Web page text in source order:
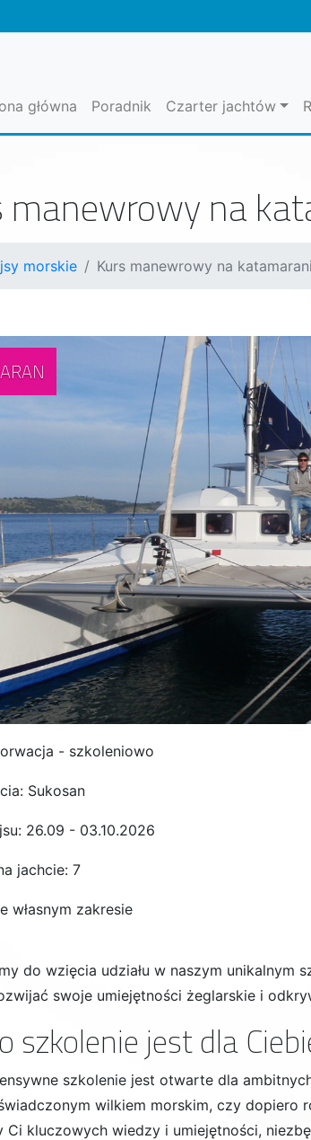
główna Poradnik Czarter jachtów
manewrowy na
morskie Kurs manewrowy na
- szkoleniowo
Sukosan
26.09 - 03.10.2026
jachcie: 7
własnym zakresie
do wzięcia udziału w naszym unikalnym
swoje umiejętności żeglarskie i
szkolenie jest dla
szkolenie jest otwarte dla
wilkiem morskim, czy dopiero
Ci kluczowych wiedzy i umiejętności,